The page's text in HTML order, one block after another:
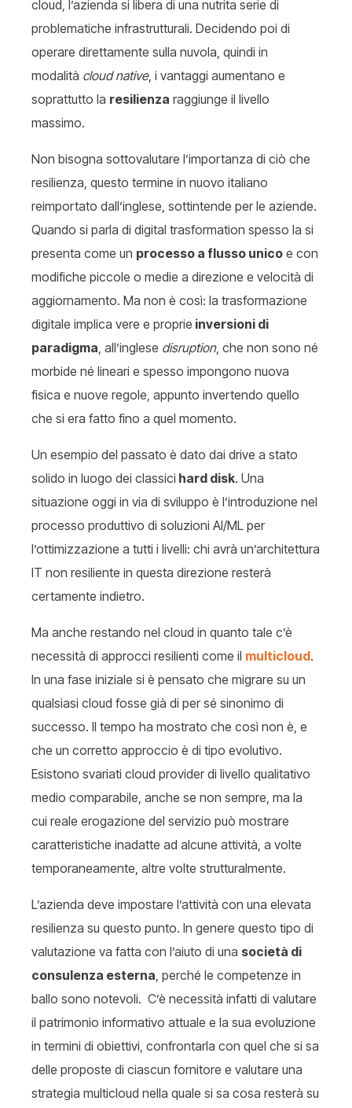
cloud, l’azienda si libera di una nutrita serie di
problematiche infrastrutturali. Decidendo poi di
operare direttamente sulla nuvola, quindi in
modalità cloud native, i vantaggi aumentano e
soprattutto la resilienza raggiunge il livello
massimo.
Non bisogna sottovalutare l’importanza di ciò che
resilienza, questo termine in nuovo italiano
reimportato dall’inglese, sottintende per le aziende.
Quando si parla di digital trasformation spesso la si
presenta come un processo a flusso unico e con
modifiche piccole o medie a direzione e velocità di
aggiornamento. Ma non è così: la trasformazione
digitale implica vere e proprie inversioni di
paradigma, all’inglese disruption, che non sono né
morbide né lineari e spesso impongono nuova
fisica e nuove regole, appunto invertendo quello
che si era fatto fino a quel momento.
Un esempio del passato è dato dai drive a stato
solido in luogo dei classici hard disk. Una
situazione oggi in via di sviluppo è l’introduzione nel
processo produttivo di soluzioni AI/ML per
l’ottimizzazione a tutti i livelli: chi avrà un’architettura
IT non resiliente in questa direzione resterà
certamente indietro.
Ma anche restando nel cloud in quanto tale c’è
necessità di approcci resilienti come il multicloud.
In una fase iniziale si è pensato che migrare su un
qualsiasi cloud fosse già di per sé sinonimo di
successo. Il tempo ha mostrato che così non è, e
che un corretto approccio è di tipo evolutivo.
Esistono svariati cloud provider di livello qualitativo
medio comparabile, anche se non sempre, ma la
cui reale erogazione del servizio può mostrare
caratteristiche inadatte ad alcune attività, a volte
temporaneamente, altre volte strutturalmente.
L’azienda deve impostare l’attività con una elevata
resilienza su questo punto. In genere questo tipo di
valutazione va fatta con l’aiuto di una società di
consulenza esterna, perché le competenze in
ballo sono notevoli. C’è necessità infatti di valutare
il patrimonio informativo attuale e la sua evoluzione
in termini di obiettivi, confrontarla con quel che si sa
delle proposte di ciascun fornitore e valutare una
strategia multicloud nella quale si sa cosa resterà su